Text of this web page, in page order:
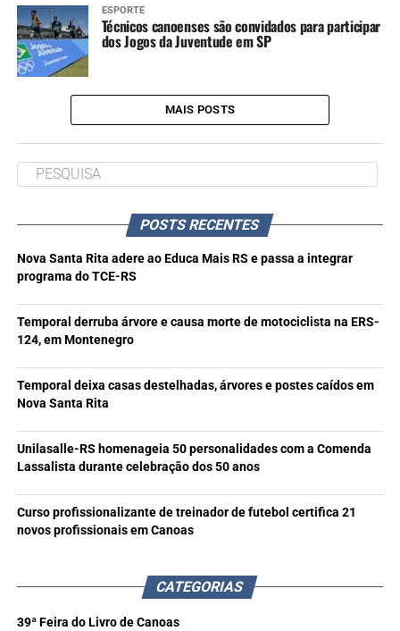
ESPORTE
Técnicos canoenses são convidados para participar
dos Jogos da Juventude em SP
MAIS POSTS
POSTS RECENTES
Nova Santa Rita adere ao Educa Mais RS e passa a integrar
programa do TCE-RS
Temporal derruba árvore e causa morte de motociclista na ERS-
124, em Montenegro
Temporal deixa casas destelhadas, árvores e postes caídos em
Nova Santa Rita
Unilasalle-RS homenageia 50 personalidades com a Comenda
Lassalista durante celebração dos 50 anos
Curso profissionalizante de treinador de futebol certifica 21
novos profissionais em Canoas
CATEGORIAS
39ª Feira do Livro de Canoas